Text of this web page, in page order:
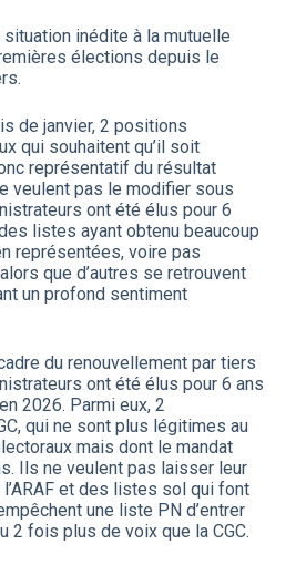
inédite à la mutuelle
élections depuis le
de janvier, 2 positions
qui souhaitent qu’il soit
représentatif du résultat
veulent pas le modifier sous
ont été élus pour 6
listes ayant obtenu beaucoup
représentées, voire pas
que d’autres se retrouvent
un profond sentiment
du renouvellement par tiers
ont été élus pour 6 ans
2026. Parmi eux, 2
qui ne sont plus légitimes au
mais dont le mandat
Ils ne veulent pas laisser leur
et des listes sol qui font
une liste PN d’entrer
2 fois plus de voix que la CGC.